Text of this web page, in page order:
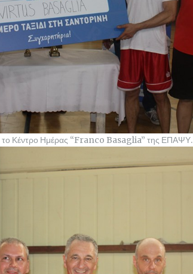
Κέντρο Ημέρας “Franco Basaglia” της ΕΠΑΨΥ.